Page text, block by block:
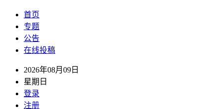
首页
专题
公告
在线投稿
2026年08月09日
星期日
登录
注册